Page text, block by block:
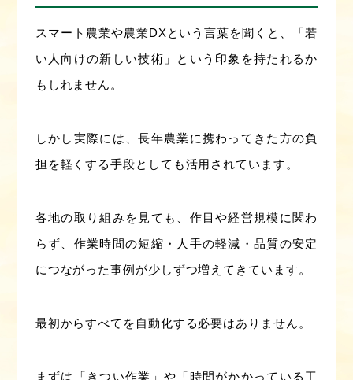
スマート農業や農業DXという言葉を聞くと、「若
い人向けの新しい技術」という印象を持たれるか
もしれません。
しかし実際には、長年農業に携わってきた方の負
担を軽くする手段としても活用されています。
各地の取り組みを見ても、作目や経営規模に関わ
らず、作業時間の短縮・人手の軽減・品質の安定
につながった事例が少しずつ増えてきています。
最初からすべてを自動化する必要はありません。
まずは「きつい作業」や「時間がかかっている工